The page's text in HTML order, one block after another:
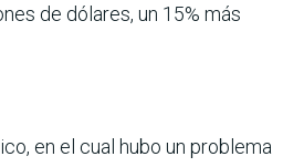
de dólares, un 15% más
en el cual hubo un problema